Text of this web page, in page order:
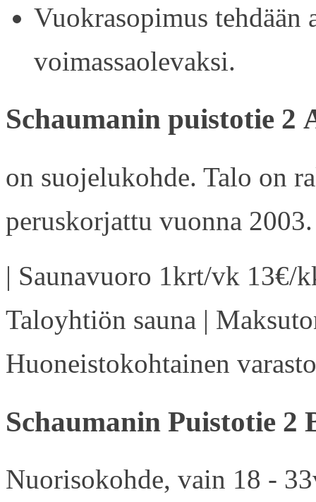
Vuokrasopimus tehdään
voimassaolevaksi.
Schaumanin puistotie 2
on suojelukohde. Talo on
peruskorjattu vuonna 2003.
| Saunavuoro 1krt/vk 13€/
Taloyhtiön sauna |
Huoneistokohtainen
Schaumanin Puistotie 2
Nuorisokohde, vain 18 -